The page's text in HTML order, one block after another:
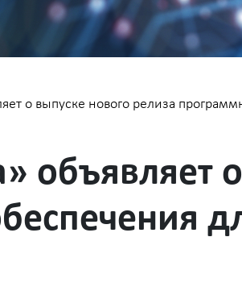
о выпуске нового релиза
объявляет